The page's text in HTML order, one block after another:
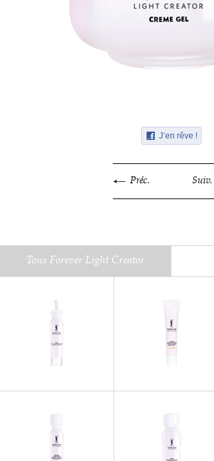
J’en rêve !
Préc. Suiv.
Tous Forever Light Creator
FOREVER LIGHT CREATOR
Sérum
FOREVER LIGHT
Forever Light Creator